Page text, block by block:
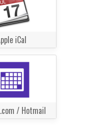
iCal
/ Hotmail